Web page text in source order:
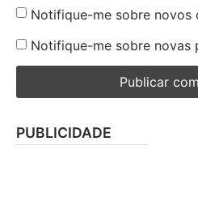
Notifique-me sobre novos
Notifique-me sobre novas
PUBLICIDADE